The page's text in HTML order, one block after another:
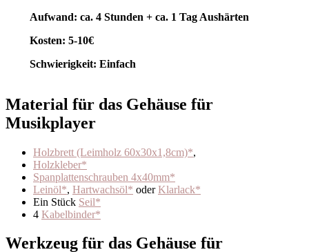
Aufwand: ca. 4 Stunden + ca. 1 Tag Aushärten
Kosten: 5-10€
Schwierigkeit: Einfach
Material für das Gehäuse für
Musikplayer
Holzbrett (Leimholz 60x30x1,8cm)*,
Holzkleber*
Spanplattenschrauben 4x40mm*
Leinöl*, Hartwachsöl* oderKlarlack*
Ein Stück Seil*
4 Kabelbinder*
Werkzeug für das Gehäuse für